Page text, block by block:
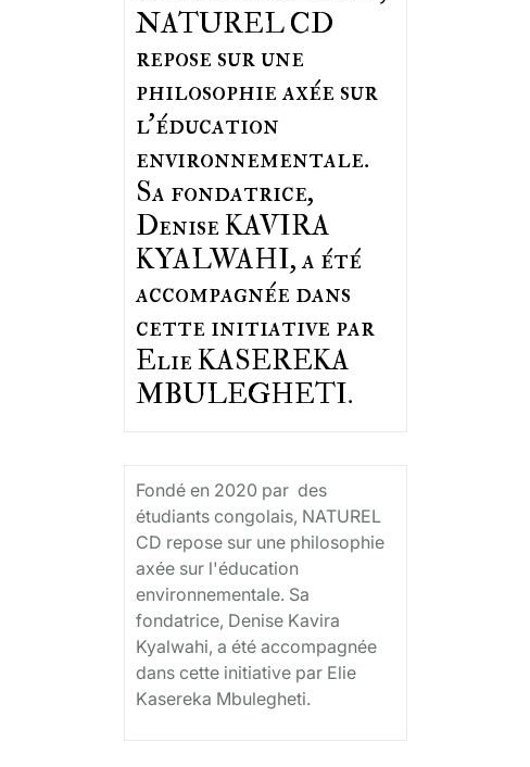
NATUREL CD
repose sur une
philosophie axée sur
l'éducation
environnementale.
Sa fondatrice,
Denise KAVIRA
KYALWAHI, a été
accompagnée dans
cette initiative par
Elie KASEREKA
MBULEGHETI.
Fondé en 2020 par des
étudiants congolais, NATUREL
CD repose sur une philosophie
axée sur l'éducation
environnementale. Sa
fondatrice, Denise Kavira
Kyalwahi, a été accompagnée
dans cette initiative par Elie
Kasereka Mbulegheti.